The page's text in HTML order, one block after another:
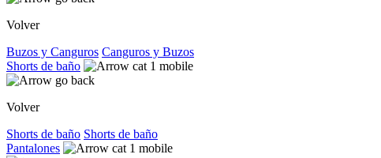
Volver
Buzos y Canguros Canguros y Buzos
Shorts de baño
Volver
Shorts de baño Shorts de baño
Pantalones